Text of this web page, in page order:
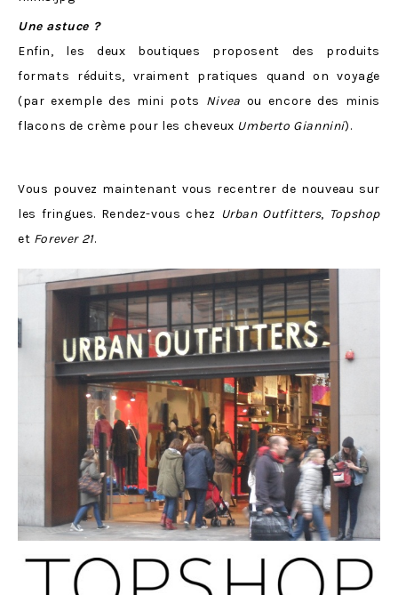
Une astuce ?
Enfin, les deux boutiques proposent des produits
formats réduits, vraiment pratiques quand on voyage
(par exemple des mini pots Nivea ou encore des minis
flacons de crème pour les cheveux Umberto Giannini).
Vous pouvez maintenant vous recentrer de nouveau sur
les fringues. Rendez-vous chez Urban Outfitters, Topshop
et Forever 21.